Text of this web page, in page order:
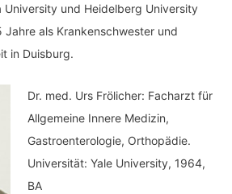
University und Heidelberg University
Jahre als Krankenschwester und
in Duisburg.
Dr. med. Urs Frölicher: Facharzt für
Allgemeine Innere Medizin,
Gastroenterologie, Orthopädie.
Universität: Yale University, 1964,
BA